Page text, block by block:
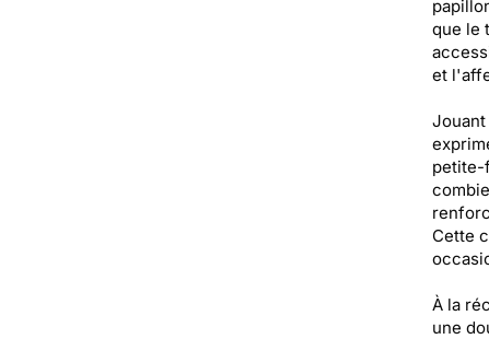
que le
et
petite-
Cette
À la
une